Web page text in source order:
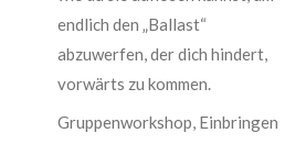
endlich den „Ballast“
abzuwerfen, der dich hindert,
vorwärts zu kommen.
Gruppenworkshop, Einbringen